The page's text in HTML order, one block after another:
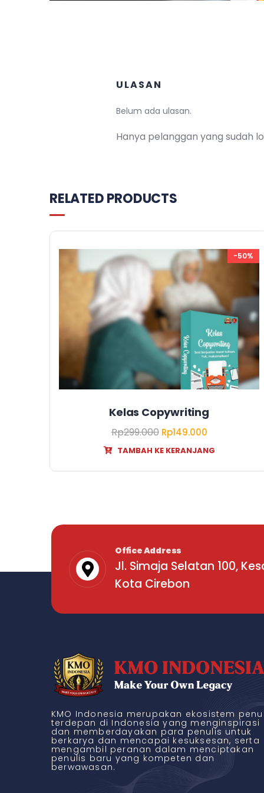
ULASAN
Belum ada ulasan.
Hanya pelanggan yang sudah
RELATED PRODUCTS
-50%
Kelas Copywriting
Rp299.000 Rp149.000
TAMBAH KE KERANJANG
Office Address
Jl. Simaja Selatan 100,
Kota Cirebon
KMO Indonesia merupakan ekosistem
terdepan di Indonesia yang menginspirasi
dan memberdayakan para penulis untuk
berkarya dan mencapai kesuksesan, serta
mengambil peranan dalam menciptakan
penulis baru yang kompeten dan
berwawasan.